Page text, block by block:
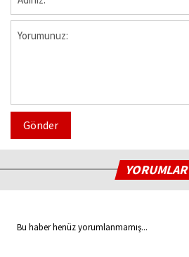
Gönder
YORUMLAR
Bu haber henüz yorumlanmamış...